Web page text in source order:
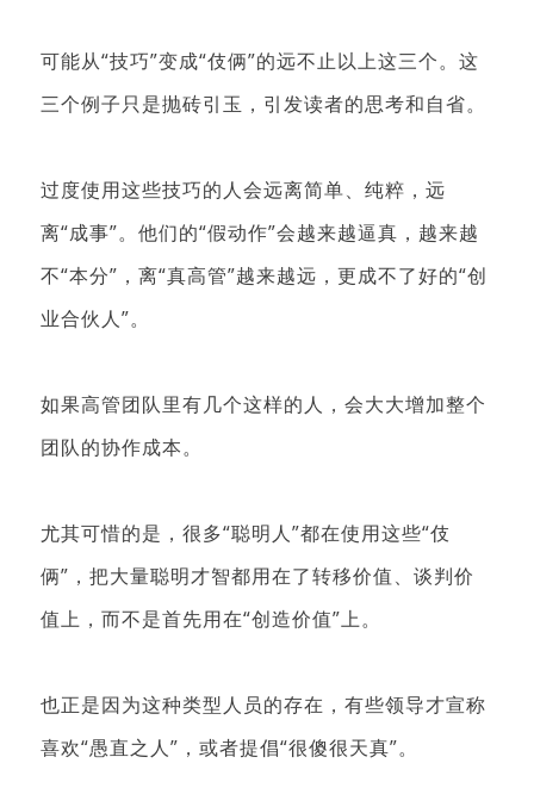
可能从“技巧”变成“伎俩”的远不止以上这三个。这
三个例子只是抛砖引玉，引发读者的思考和自省。
过度使用这些技巧的人会远离简单、纯粹，远
离“成事”。他们的“假动作”会越来越逼真，越来越
不“本分”，离“真高管”越来越远，更成不了好的“创
业合伙人”。
如果高管团队里有几个这样的人，会大大增加整个
团队的协作成本。
尤其可惜的是，很多“聪明人”都在使用这些“伎
俩”，把大量聪明才智都用在了转移价值、谈判价
值上，而不是首先用在“创造价值”上。
也正是因为这种类型人员的存在，有些领导才宣称
喜欢“愚直之人”，或者提倡“很傻很天真”。